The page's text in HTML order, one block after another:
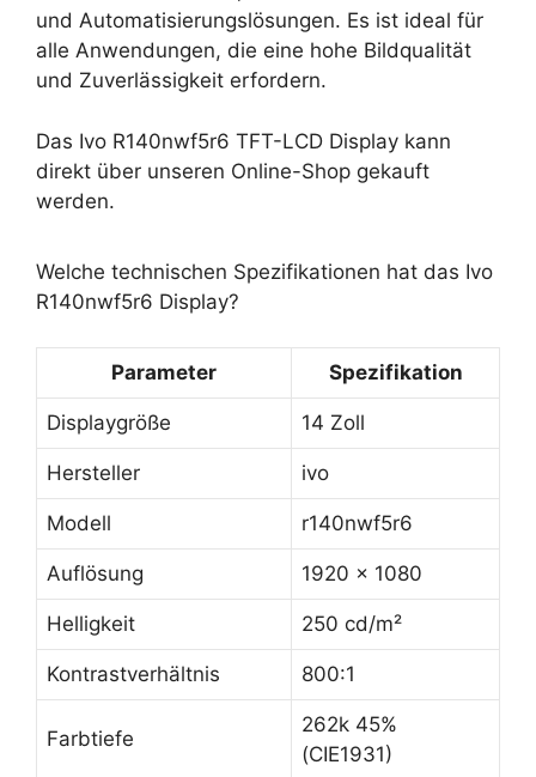
und Automatisierungslösungen. Es ist ideal für
alle Anwendungen, die eine hohe Bildqualität
und Zuverlässigkeit erfordern.
Das Ivo R140nwf5r6 TFT-LCD Display kann
direkt über unseren Online-Shop gekauft
werden.
Welche technischen Spezifikationen hat das Ivo
R140nwf5r6 Display?
Parameter Spezifikation
Displaygröße 14 Zoll
Hersteller ivo
Modell r140nwf5r6
Auflösung 1920 x 1080
Helligkeit 250 cd/m²
Kontrastverhältnis 800:1
Farbtiefe
262k 45%
(CIE1931)